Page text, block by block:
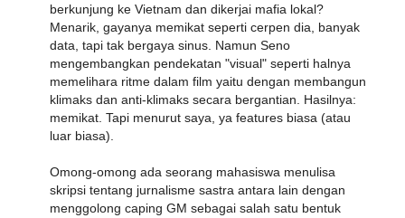
berkunjung ke Vietnam dan dikerjai mafia lokal?
Menarik, gayanya memikat seperti cerpen dia, banyak
data, tapi tak bergaya sinus. Namun Seno
mengembangkan pendekatan "visual" seperti halnya
memelihara ritme dalam film yaitu dengan membangun
klimaks dan anti-klimaks secara bergantian. Hasilnya:
memikat. Tapi menurut saya, ya features biasa (atau
luar biasa).
Omong-omong ada seorang mahasiswa menulisa
skripsi tentang jurnalisme sastra antara lain dengan
menggolong caping GM sebagai salah satu bentuk